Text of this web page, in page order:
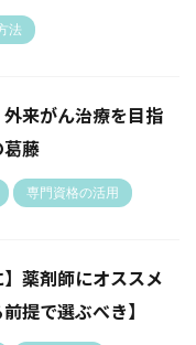
法
外来がん治療を目指
藤
専門資格の活用
】薬剤師にオススメ
提で選ぶべき】